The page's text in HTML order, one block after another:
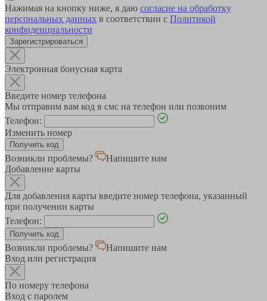
Нажимая на кнопку ниже, я даю согласие на обработку
персональных данных в соответствии с Политикой
конфиденциальности
Зарегистрироваться
Электронная бонусная карта
Введите номер телефона
Мы отправим вам код в смс на телефон или позвоним
Телефон:
Изменить номер
Возникли проблемы?
Напишите нам
Добавление карты
Для добавления карты введите номер телефона, указанный
при получении карты
Телефон:
Возникли проблемы?
Напишите нам
Вход или регистрация
По номеру телефона
Вход с паролем